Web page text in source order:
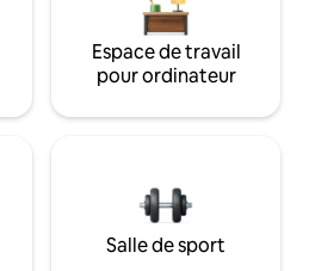
Espace de travail
pour ordinateur
Salle de sport